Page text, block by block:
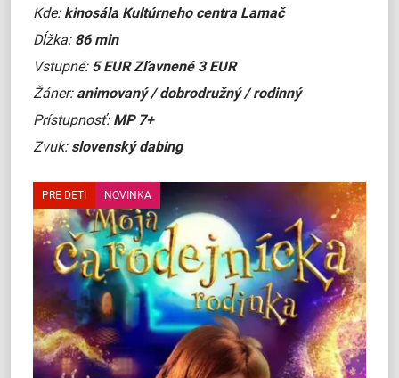
Kde: kinosála Kultúrneho centra Lamač
Dĺžka: 86 min
Vstupné: 5 EUR Zľavnené 3 EUR
Žáner: animovaný / dobrodružný / rodinný
Prístupnosť: MP 7+
Zvuk: slovenský dabing
PRE DETI NOVINKA